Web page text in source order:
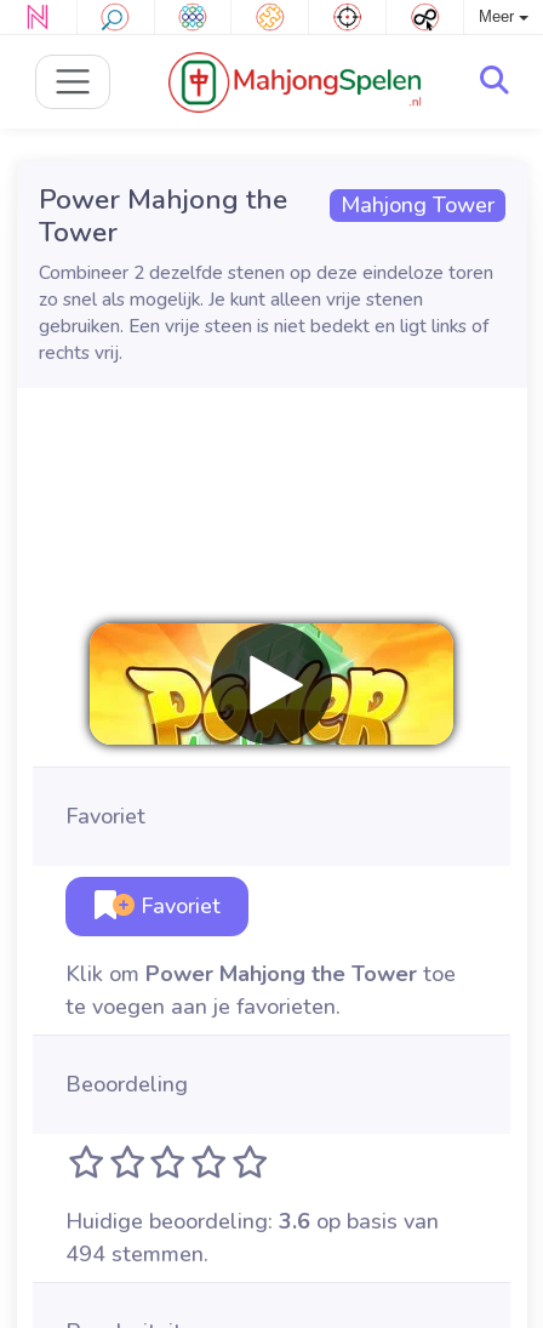
Meer
Mahjong Tower
Power Mahjong the
Tower
Combineer 2 dezelfde stenen op deze eindeloze toren
zo snel als mogelijk. Je kunt alleen vrije stenen
gebruiken. Een vrije steen is niet bedekt en ligt links of
rechts vrij.
Favoriet
Favoriet
Klik om Power Mahjong the Tower toe
te voegen aan je favorieten.
Beoordeling
Huidige beoordeling: 3.6 op basis van
494 stemmen.